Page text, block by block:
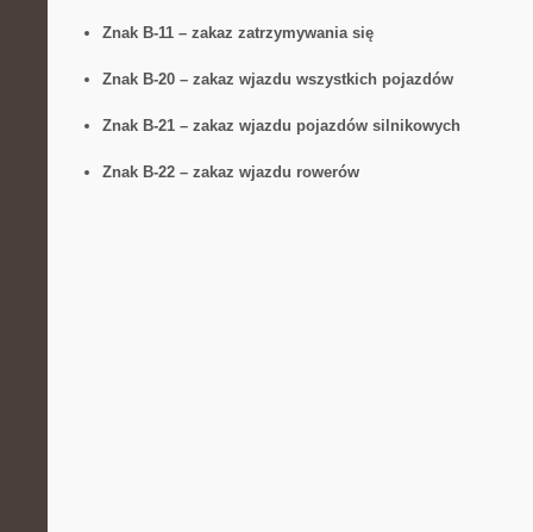
Znak B-11 – zakaz zatrzymywania się
Znak⁣ B-20 – zakaz wjazdu wszystkich pojazdów
Znak B-21 – zakaz wjazdu ⁣pojazdów silnikowych
Znak B-22 – zakaz⁣ wjazdu rowerów